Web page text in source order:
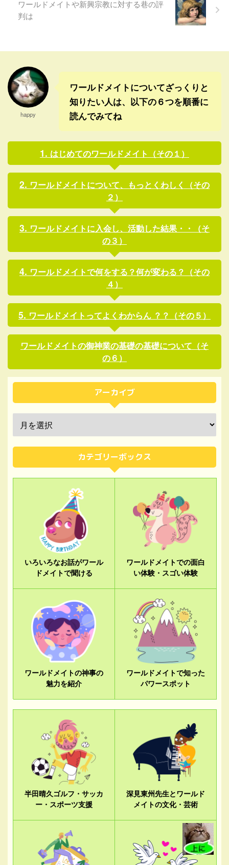
むと元気と勇気が湧いてくる
から、いろいろと悩みがある
はタイトルに反して重厚な内
で、この書評を読んでもらう
として、ちょっ ...
正しい金運、本物の金運とい
うのは神霊界にあり「福寿の
ちらは金運と同時に不幸もも
るので、偽物の金運と言えそ
...
ワールドメイトや新興宗教に対する巷の評
判は
happy
ワールドメイトについてざっくりと
知りたい人は、以下の６つを順番に
読んでみてね
はじめてのワールドメイト（その１）
ワールドメイトについて、もっとくわしく（その
２）
ワールドメイトに入会し、活動した結果・・（そ
の３）
ワールドメイトで何をする？何が変わる？（その
４）
ワールドメイトってよくわからん ？？（その５）
ワールドメイトの御神業の基礎の基礎について（そ
の６）
アーカイブ
カテゴリーボックス
いろいろなお話がワール
ドメイトで聞ける
ワールドメイトでの面白
い体験・スゴい体験
ワールドメイトの神事の
魅力を紹介
ワールドメイトで知った
パワースポット
半田晴久ゴルフ・サッカ
ー・スポーツ支援
深見東州先生とワールド
メイトの文化・芸術